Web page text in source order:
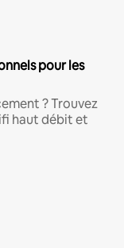
pour les
? Trouvez
haut débit et